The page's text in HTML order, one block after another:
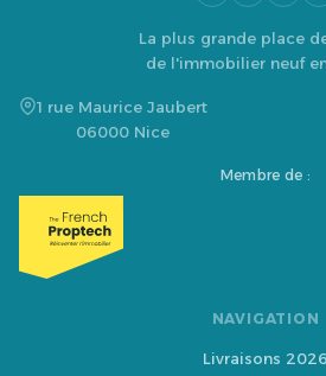
La plus grande place
de l'immobilier neuf
1 rue Maurice Jaubert
06000 Nice
Membre de :
NAVIGATION
Livraisons 2026